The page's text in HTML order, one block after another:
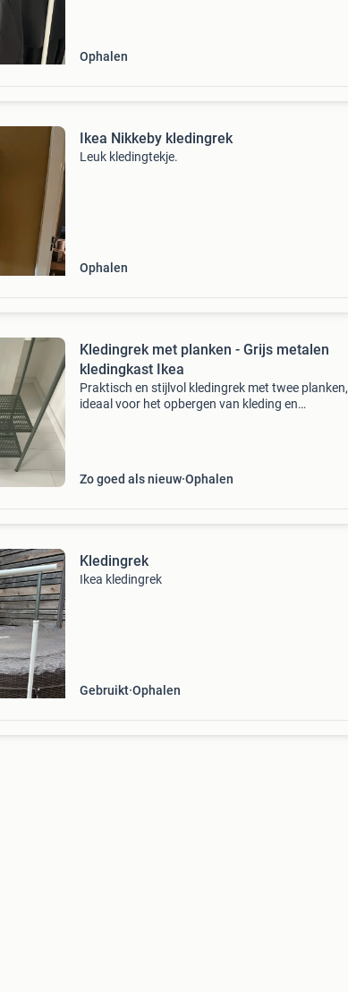
Ophalen
Ikea Nikkeby kledingrek
Leuk kledingtekje.
Ophalen
Kledingrek met planken - Grijs metalen
kledingkast Ikea
Praktisch en stijlvol kledingrek met twee planken,
ideaal voor het opbergen van kleding en
Zo goed als nieuw Ophalen
Kledingrek
Ikea kledingrek
Gebruikt Ophalen